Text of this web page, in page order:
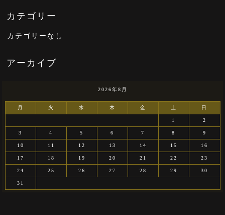
カテゴリーなし
2026年8月
月 火 水 木 金 土 日
1 2
3 4 5 6 7 8 9
10 11 12 13 14 15 16
17 18 19 20 21 22 23
24 25 26 27 28 29 30
31